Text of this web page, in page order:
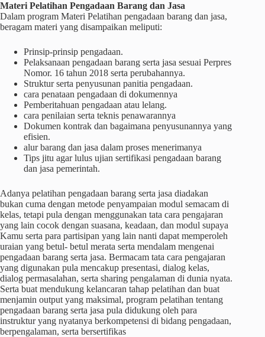
Materi Pelatihan Pengadaan Barang dan Jasa
Dalam program Materi Pelatihan pengadaan barang dan jasa,
beragam materi yang disampaikan meliputi:
Prinsip-prinsip pengadaan.
Pelaksanaan pengadaan barang serta jasa sesuai Perpres
Nomor. 16 tahun 2018 serta perubahannya.
Struktur serta penyusunan panitia pengadaan.
cara penataan pengadaan di dokumennya
Pemberitahuan pengadaan atau lelang.
cara penilaian serta teknis penawarannya
Dokumen kontrak dan bagaimana penyusunannya yang
efisien.
alur barang dan jasa dalam proses menerimanya
Tips jitu agar lulus ujian sertifikasi pengadaan barang
dan jasa pemerintah.
Adanya pelatihan pengadaan barang serta jasa diadakan
bukan cuma dengan metode penyampaian modul semacam di
kelas, tetapi pula dengan menggunakan tata cara pengajaran
yang lain cocok dengan suasana, keadaan, dan modul supaya
Kamu serta para partisipan yang lain nanti dapat memperoleh
uraian yang betul- betul merata serta mendalam mengenai
pengadaan barang serta jasa. Bermacam tata cara pengajaran
yang digunakan pula mencakup presentasi, dialog kelas,
dialog permasalahan, serta sharing pengalaman di dunia nyata.
Serta buat mendukung kelancaran tahap pelatihan dan buat
menjamin output yang maksimal, program pelatihan tentang
pengadaan barang serta jasa pula didukung oleh para
instruktur yang nyatanya berkompetensi di bidang pengadaan,
berpengalaman, serta bersertifikas